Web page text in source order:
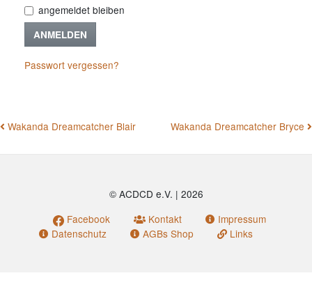
angemeldet bleiben
ANMELDEN
Passwort vergessen?
BEITRAGSNAVIGATION
Wakanda Dreamcatcher Blair Wakanda Dreamcatcher Bryce
© ACDCD e.V. | 2026
Facebook
Kontakt
Impressum
Datenschutz
AGBs Shop Links